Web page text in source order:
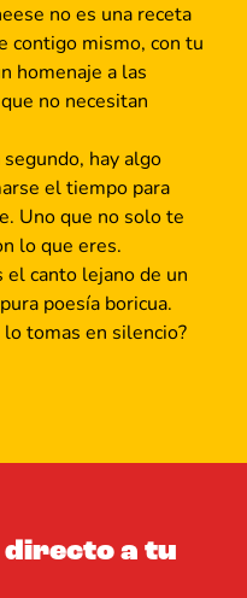
no es una receta
contigo mismo, con tu
homenaje a las
no necesitan
segundo, hay algo
el tiempo para
Uno que no solo te
lo que eres.
el canto lejano de un
poesía boricua.
tomas en silencio?
directo a tu